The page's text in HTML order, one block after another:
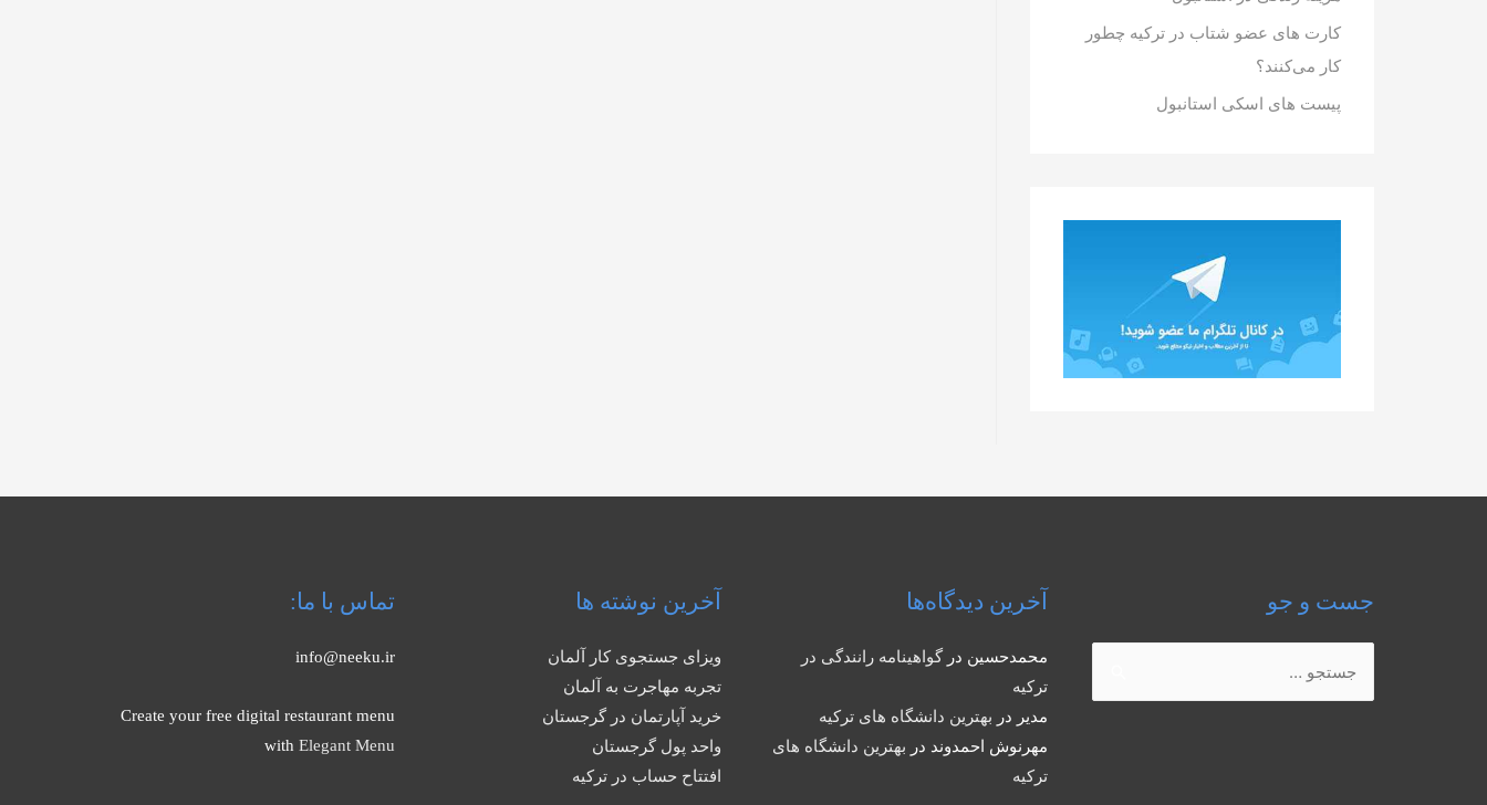
کارت های عضو شتاب در ترکیه چطور
کار می‌کنند؟
پیست های اسکی استانبول
جست و جو
برای:
آخرین دیدگاه‌ها
محمدحسین درگواهینامه رانندگی در
ترکیه
مدیر در بهترین دانشگاه های ترکیه
مهرنوش احمدوند در بهترین دانشگاه های
ترکیه
آخرین نوشته ها
ویزای جستجوی کار آلمان
تجربه مهاجرت به آلمان
خرید آپارتمان در گرجستان
واحد پول گرجستان
افتتاح حساب در ترکیه
تماس با ما:
info@neeku.ir
Create your free digital restaurant menu
with Elegant Menu